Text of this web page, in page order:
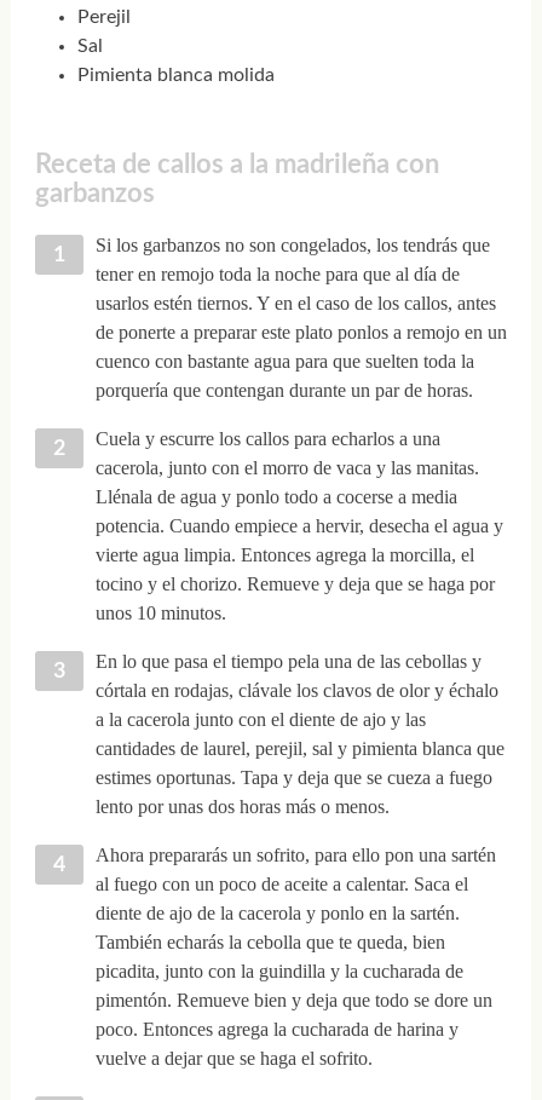
Perejil
Sal
Pimienta blanca molida
Receta de callos a la madrileña con
garbanzos
Si los garbanzos no son congelados, los tendrás que
tener en remojo toda la noche para que al día de
usarlos estén tiernos. Y en el caso de los callos, antes
de ponerte a preparar este plato ponlos a remojo en un
cuenco con bastante agua para que suelten toda la
porquería que contengan durante un par de horas.
Cuela y escurre los callos para echarlos a una
cacerola, junto con el morro de vaca y las manitas.
Llénala de agua y ponlo todo a cocerse a media
potencia. Cuando empiece a hervir, desecha el agua y
vierte agua limpia. Entonces agrega la morcilla, el
tocino y el chorizo. Remueve y deja que se haga por
unos 10 minutos.
En lo que pasa el tiempo pela una de las cebollas y
córtala en rodajas, clávale los clavos de olor y échalo
a la cacerola junto con el diente de ajo y las
cantidades de laurel, perejil, sal y pimienta blanca que
estimes oportunas. Tapa y deja que se cueza a fuego
lento por unas dos horas más o menos.
Ahora prepararás un sofrito, para ello pon una sartén
al fuego con un poco de aceite a calentar. Saca el
diente de ajo de la cacerola y ponlo en la sartén.
También echarás la cebolla que te queda, bien
picadita, junto con la guindilla y la cucharada de
pimentón. Remueve bien y deja que todo se dore un
poco. Entonces agrega la cucharada de harina y
vuelve a dejar que se haga el sofrito.